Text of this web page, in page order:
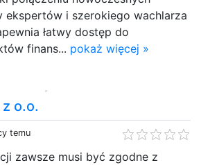
ekspertów i szerokiego wachlarza
łatwy dostęp do
finans... pokaż więcej »
o.o.
temu
zawsze musi być zgodne z